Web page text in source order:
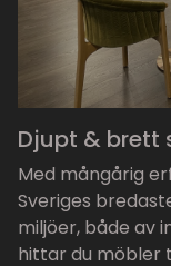
Djupt & brett
Med mångårig
Sveriges
miljöer, både av
hittar du möbler